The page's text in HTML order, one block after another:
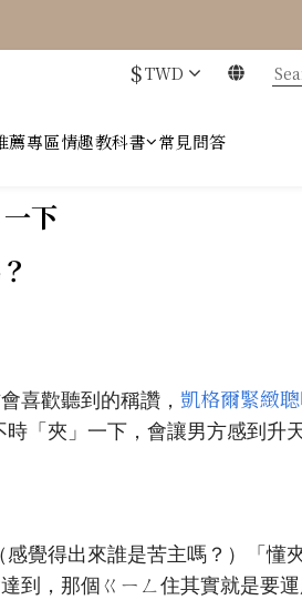
$TWD
薦專區情趣教科書 常見問答
下
喜歡聽到的稱讚， 凱格爾緊緻
「夾」一下， 會讓男方感到升
覺得出來誰是苦主嗎？）「懂
到，那個ㄍㄧㄥ住其實就是要運